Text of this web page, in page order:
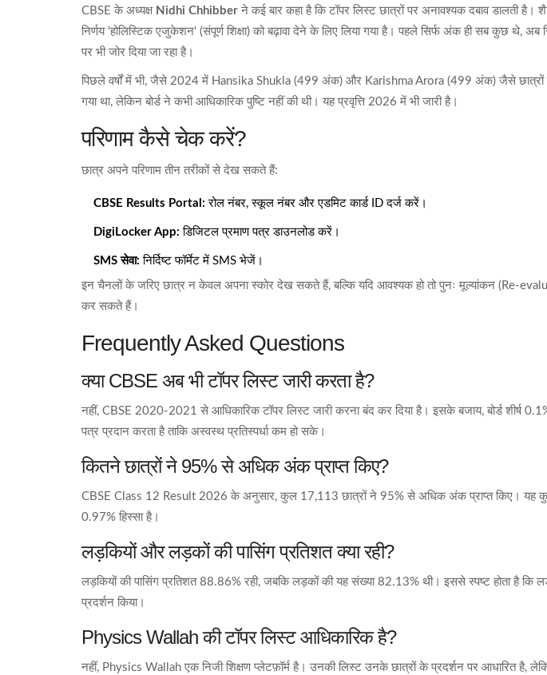
CBSE के अध्यक्ष Nidhi Chhibber ने कई बार कहा है कि टॉपर लिस्ट छात्रों पर अनावश्यक दबाव डालती है।
निर्णय 'होलिस्टिक एजुकेशन' (संपूर्ण शिक्षा) को बढ़ावा देने के लिए लिया गया है। पहले सिर्फ अंक ही सब कुछ थे, अब
पर भी जोर दिया जा रहा है।
पिछले वर्षों में भी, जैसे 2024 में Hansika Shukla (499 अंक) और Karishma Arora (499 अंक) जैसे छात्रों को
गया था, लेकिन बोर्ड ने कभी आधिकारिक पुष्टि नहीं की थी। यह प्रवृत्ति 2026 में भी जारी है।
परिणाम कैसे चेक करें?
छात्र अपने परिणाम तीन तरीकों से देख सकते हैं:
CBSE Results Portal: रोल नंबर, स्कूल नंबर और एडमिट कार्ड ID दर्ज करें।
DigiLocker App: डिजिटल प्रमाण पत्र डाउनलोड करें।
SMS सेवा: निर्दिष्ट फॉर्मेट में SMS भेजें।
इन चैनलों के जरिए छात्र न केवल अपना स्कोर देख सकते हैं, बल्कि यदि आवश्यक हो तो पुनः मूल्यांकन (Re-
कर सकते हैं।
Frequently Asked Questions
क्या CBSE अब भी टॉपर लिस्ट जारी करता है?
नहीं, CBSE 2020-2021 से आधिकारिक टॉपर लिस्ट जारी करना बंद कर दिया है। इसके बजाय, बोर्ड शीर्ष
पत्र प्रदान करता है ताकि अस्वस्थ प्रतिस्पर्धा कम हो सके।
कितने छात्रों ने 95% से अधिक अंक प्राप्त किए?
CBSE Class 12 Result 2026 के अनुसार, कुल 17,113 छात्रों ने 95% से अधिक अंक प्राप्त किए। यह कुल
0.97% हिस्सा है।
लड़कियों और लड़कों की पासिंग प्रतिशत क्या रही?
लड़कियों की पासिंग प्रतिशत 88.86% रही, जबकि लड़कों की यह संख्या 82.13% थी। इससे स्पष्ट होता है कि
प्रदर्शन किया।
Physics Wallah की टॉपर लिस्ट आधिकारिक है?
नहीं, Physics Wallah एक निजी शिक्षण प्लेटफ़ॉर्म है। उनकी लिस्ट उनके छात्रों के प्रदर्शन पर आधारित है,